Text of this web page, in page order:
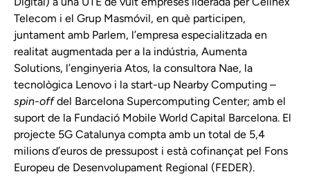
Telecom i el Grup Masmóvil, en què participen,
juntament amb Parlem, l’empresa especialitzada en
realitat augmentada per a la indústria, Aumenta
Solutions, l’enginyeria Atos, la consultora Nae, la
tecnològica Lenovo i la start-up Nearby Computing –
spin-offdel Barcelona Supercomputing Center; amb el
suport de la Fundació Mobile World Capital Barcelona. El
projecte 5G Catalunya compta amb un total de 5,4
milions d’euros de pressupost i està cofinançat pel Fons
Europeu de Desenvolupament Regional (FEDER).